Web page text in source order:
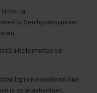
ja
Sen hyväksymisen
liiketoimintaa vai
läpi oikeudellinen due
ja asiakaskuntaan.